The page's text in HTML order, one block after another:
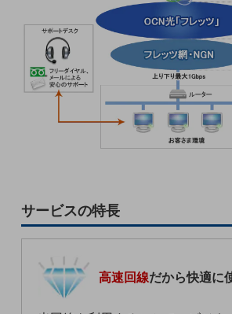
データ通信製品
ドコモケータイ
5G対応ホームルーター
ドコモBiz データ無制限 ドコモ MAX ドコモ
ケータイプラン
5Gデータプラス
サービスの特長
高速回線だから快適に